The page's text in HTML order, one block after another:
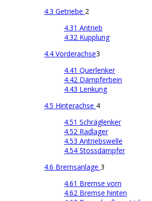
4.3 Getriebe 2
4.31 Antrieb
4.32 Kupplung
4.4 Vorderachse3
4.41 Querlenker
4.42 Dämpferbein
4.43 Lenkung
4.5 Hinterachse 4
4.51 Schräglenker
4.52 Radlager
4.53 Antriebswelle
4.54 Stossdämpfer
4.6 Bremsanlage 3
4.61 Bremse vorn
4.62 Bremse hinten